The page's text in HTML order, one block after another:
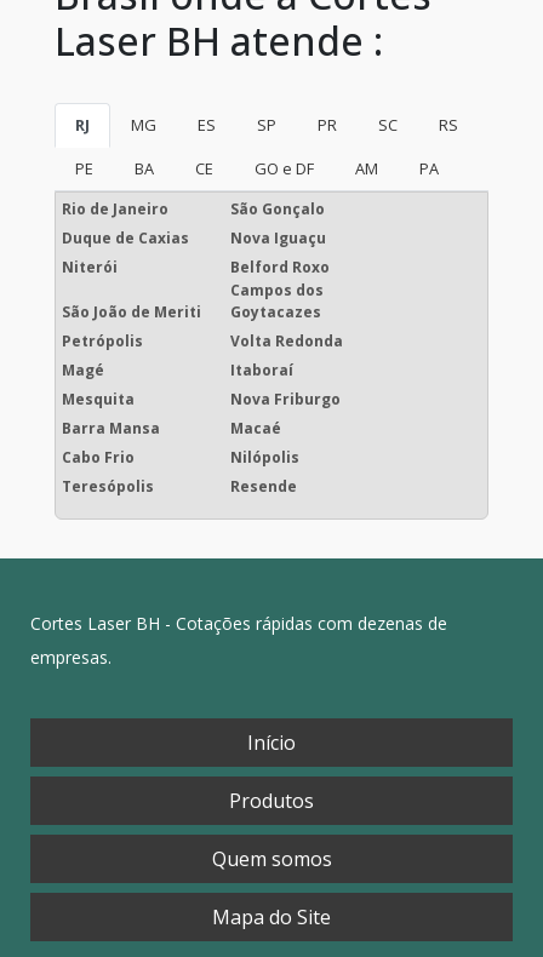
Laser BH atende :
RJ MG ES SP PR SC
RS
PE
BA CE GO e DF AM PA
Rio de Janeiro
São Gonçalo
Duque de Caxias
Nova Iguaçu
Niterói
Belford Roxo
São João de Meriti
Campos dos
Goytacazes
Petrópolis
Volta Redonda
Magé
Itaboraí
Mesquita
Nova Friburgo
Barra Mansa
Macaé
Cabo Frio
Nilópolis
Teresópolis
Resende
Cortes Laser BH - Cotações rápidas com dezenas de
empresas.
Início
Produtos
Quem somos
Mapa do Site